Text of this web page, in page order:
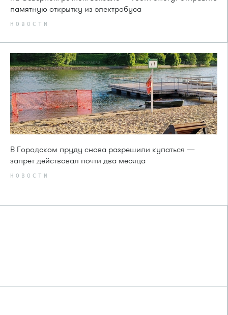
памятную открытку из электробуса
НОВОСТИ
В Городском пруду снова разрешили купаться —
запрет действовал почти два месяца
НОВОСТИ